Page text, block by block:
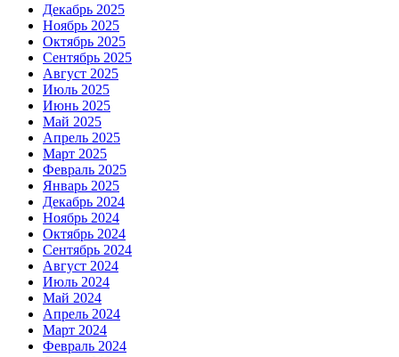
Декабрь 2025
Ноябрь 2025
Октябрь 2025
Сентябрь 2025
Август 2025
Июль 2025
Июнь 2025
Май 2025
Апрель 2025
Март 2025
Февраль 2025
Январь 2025
Декабрь 2024
Ноябрь 2024
Октябрь 2024
Сентябрь 2024
Август 2024
Июль 2024
Май 2024
Апрель 2024
Март 2024
Февраль 2024